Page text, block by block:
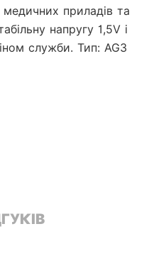
медичних приладів та
напругу 1,5V і
служби. Тип: AG3